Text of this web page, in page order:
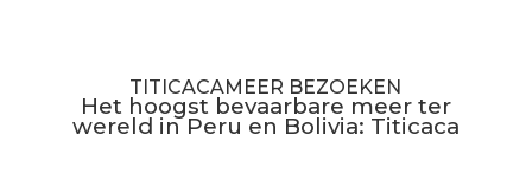
TITICACAMEER BEZOEKEN
Het hoogst bevaarbare meer ter
wereld in Peru en Bolivia: Titicaca